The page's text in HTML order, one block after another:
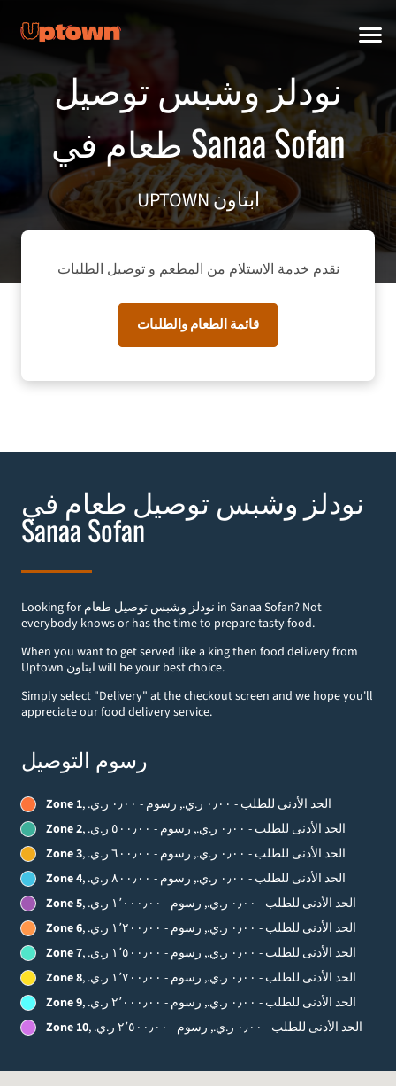
نودلز وشبس توصيل
طعام في Sanaa Sofan
UPTOWN ابتاون
نقدم خدمة الاستلام من المطعم و توصيل الطلبات
قائمة الطعام والطلبات
نودلز وشبس توصيل طعام في
Sanaa Sofan
Looking for نودلز وشبس توصيل طعام in Sanaa Sofan? Not
everybody knows or has the time to prepare tasty food.
When you want to get served like a king then food delivery from
Uptown ابتاون will be your best choice.
Simply select "Delivery" at the checkout screen and we hope you'll
appreciate our food delivery service.
رسوم التوصيل
Zone 1
, الحد الأدنى للطلب - ‏٠٫٠٠ ر.ي.‏, رسوم - ‏٠٫٠٠ ر.ي.‏
Zone 2
, الحد الأدنى للطلب - ‏٠٫٠٠ ر.ي.‏, رسوم - ‏٥٠٠٫٠٠ ر.ي.‏
Zone 3
, الحد الأدنى للطلب - ‏٠٫٠٠ ر.ي.‏, رسوم - ‏٦٠٠٫٠٠ ر.ي.‏
Zone 4
, الحد الأدنى للطلب - ‏٠٫٠٠ ر.ي.‏, رسوم - ‏٨٠٠٫٠٠ ر.ي.‏
Zone 5
, الحد الأدنى للطلب - ‏٠٫٠٠ ر.ي.‏, رسوم - ‏١٬٠٠٠٫٠٠ ر.ي.‏
Zone 6
, الحد الأدنى للطلب - ‏٠٫٠٠ ر.ي.‏, رسوم - ‏١٬٢٠٠٫٠٠ ر.ي.‏
Zone 7
, الحد الأدنى للطلب - ‏٠٫٠٠ ر.ي.‏, رسوم - ‏١٬٥٠٠٫٠٠ ر.ي.‏
Zone 8
, الحد الأدنى للطلب - ‏٠٫٠٠ ر.ي.‏, رسوم - ‏١٬٧٠٠٫٠٠ ر.ي.‏
Zone 9
, الحد الأدنى للطلب - ‏٠٫٠٠ ر.ي.‏, رسوم - ‏٢٬٠٠٠٫٠٠ ر.ي.‏
Zone 10
, الحد الأدنى للطلب - ‏٠٫٠٠ ر.ي.‏, رسوم - ‏٢٬٥٠٠٫٠٠ ر.ي.‏